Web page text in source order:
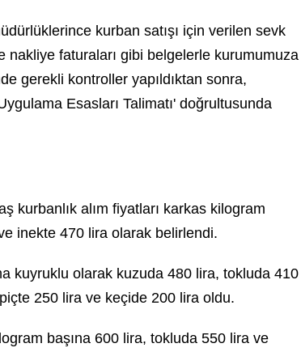
kurban satışı için verilen sevk
nakliye faturaları gibi belgelerle kurumumuza
gerekli kontroller yapıldıktan sonra,
Esasları Talimatı' doğrultusunda
kurbanlık alım fiyatları karkas kilogram
inekte 470 lira olarak belirlendi.
kuyruklu olarak kuzuda 480 lira, tokluda 410
250 lira ve keçide 200 lira oldu.
başına 600 lira, tokluda 550 lira ve